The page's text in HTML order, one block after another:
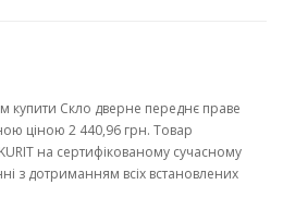
купити Скло дверне переднє праве
ціною 2 440,96 грн. Товар
на сертифікованому сучасному
з дотриманням всіх встановлених